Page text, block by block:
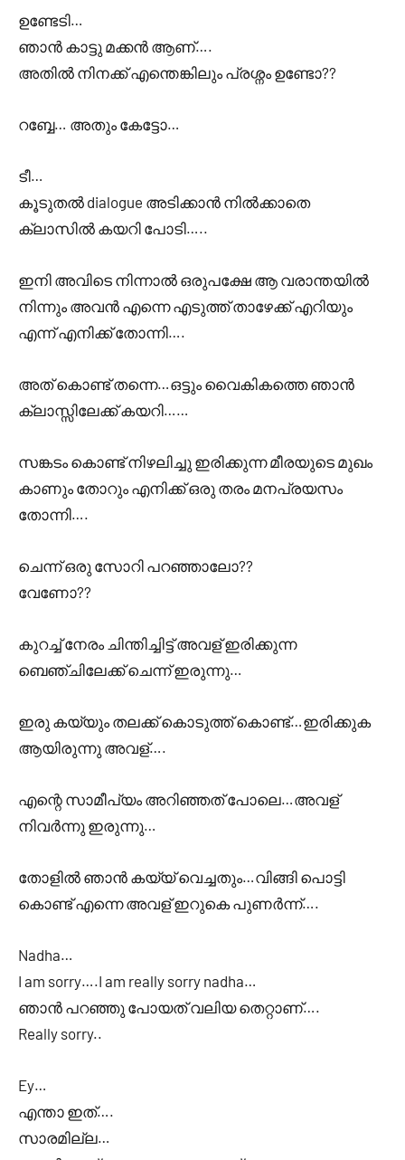
ഉണ്ടേടി…
ഞാൻ കാട്ടു മക്കൻ ആണ്….
അതിൽ നിനക്ക് എന്തെങ്കിലും പ്രശ്നം ഉണ്ടോ??
റബ്ബേ… അതും കേട്ടോ…
ടീ…
കൂടുതൽ dialogue അടിക്കാൻ നിൽക്കാതെ
ക്ലാസിൽ കയറി പോടി…..
ഇനി അവിടെ നിന്നാൽ ഒരുപക്ഷേ ആ വരാന്തയിൽ
നിന്നും അവൻ എന്നെ എടുത്ത് താഴേക്ക് എറിയും
എന്ന് എനിക്ക് തോന്നി….
അത് കൊണ്ട് തന്നെ…ഒട്ടും വൈകികത്തെ ഞാൻ
ക്ലാസ്സിലേക്ക് കയറി……
സങ്കടം കൊണ്ട് നിഴലിച്ചു ഇരിക്കുന്ന മീരയുടെ മുഖം
കാണും തോറും എനിക്ക് ഒരു തരം മനപ്രയസം
തോന്നി….
ചെന്ന് ഒരു സോറി പറഞ്ഞാലോ??
വേണോ??
കുറച്ച് നേരം ചിന്തിച്ചിട്ട് അവള് ഇരിക്കുന്ന
ബെഞ്ചിലേക്ക് ചെന്ന് ഇരുന്നു…
ഇരു കയ്യും തലക്ക് കൊടുത്ത് കൊണ്ട്…ഇരിക്കുക
ആയിരുന്നു അവള്….
എന്റെ സാമീപ്യം അറിഞ്ഞത് പോലെ…അവള്
നിവർന്നു ഇരുന്നു…
തോളിൽ ഞാൻ കയ്യ് വെച്ചതും…വിങ്ങി പൊട്ടി
കൊണ്ട് എന്നെ അവള് ഇറുകെ പുണർന്ന്….
Nadha…
I am sorry….I am really sorry nadha…
ഞാൻ പറഞ്ഞു പോയത് വലിയ തെറ്റാണ്….
Really sorry..
Ey…
എന്താ ഇത്….
സാരമില്ല…